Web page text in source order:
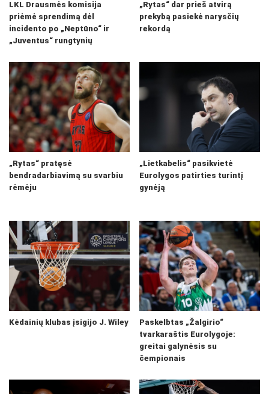
LKL Drausmės komisija
priėmė sprendimą dėl
incidento po „Neptūno“ ir
„Juventus“ rungtynių
„Rytas“ dar prieš atvirą
prekybą pasiekė narysčių
rekordą
„Rytas“ pratęsė
bendradarbiavimą su svarbiu
rėmėju
„Lietkabelis“ pasikvietė
Eurolygos patirties turintį
gynėją
Kėdainių klubas įsigijo J. Wiley
Paskelbtas „Žalgirio“
tvarkaraštis Eurolygoje:
greitai galynėsis su
čempionais